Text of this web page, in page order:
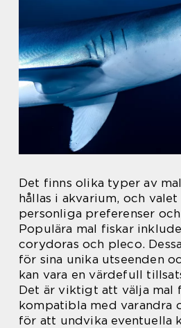
Det finns olika typer av
hållas i akvarium, och
personliga preferenser
Populära mal fiskar
corydoras och pleco.
för sina unika utseenden
kan vara en värdefull
Det är viktigt att välja mal
kompatibla med varandra
för att undvika eventuella